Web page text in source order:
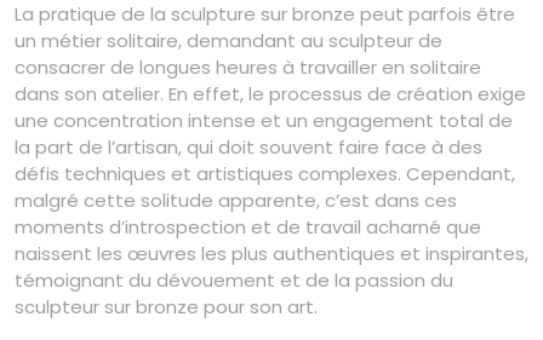
La pratique de la sculpture sur bronze peut parfois être
un métier solitaire, demandant au sculpteur de
consacrer de longues heures à travailler en solitaire
dans son atelier. En effet, le processus de création exige
une concentration intense et un engagement total de
la part de l’artisan, qui doit souvent faire face à des
défis techniques et artistiques complexes. Cependant,
malgré cette solitude apparente, c’est dans ces
moments d’introspection et de travail acharné que
naissent les œuvres les plus authentiques et inspirantes,
témoignant du dévouement et de la passion du
sculpteur sur bronze pour son art.